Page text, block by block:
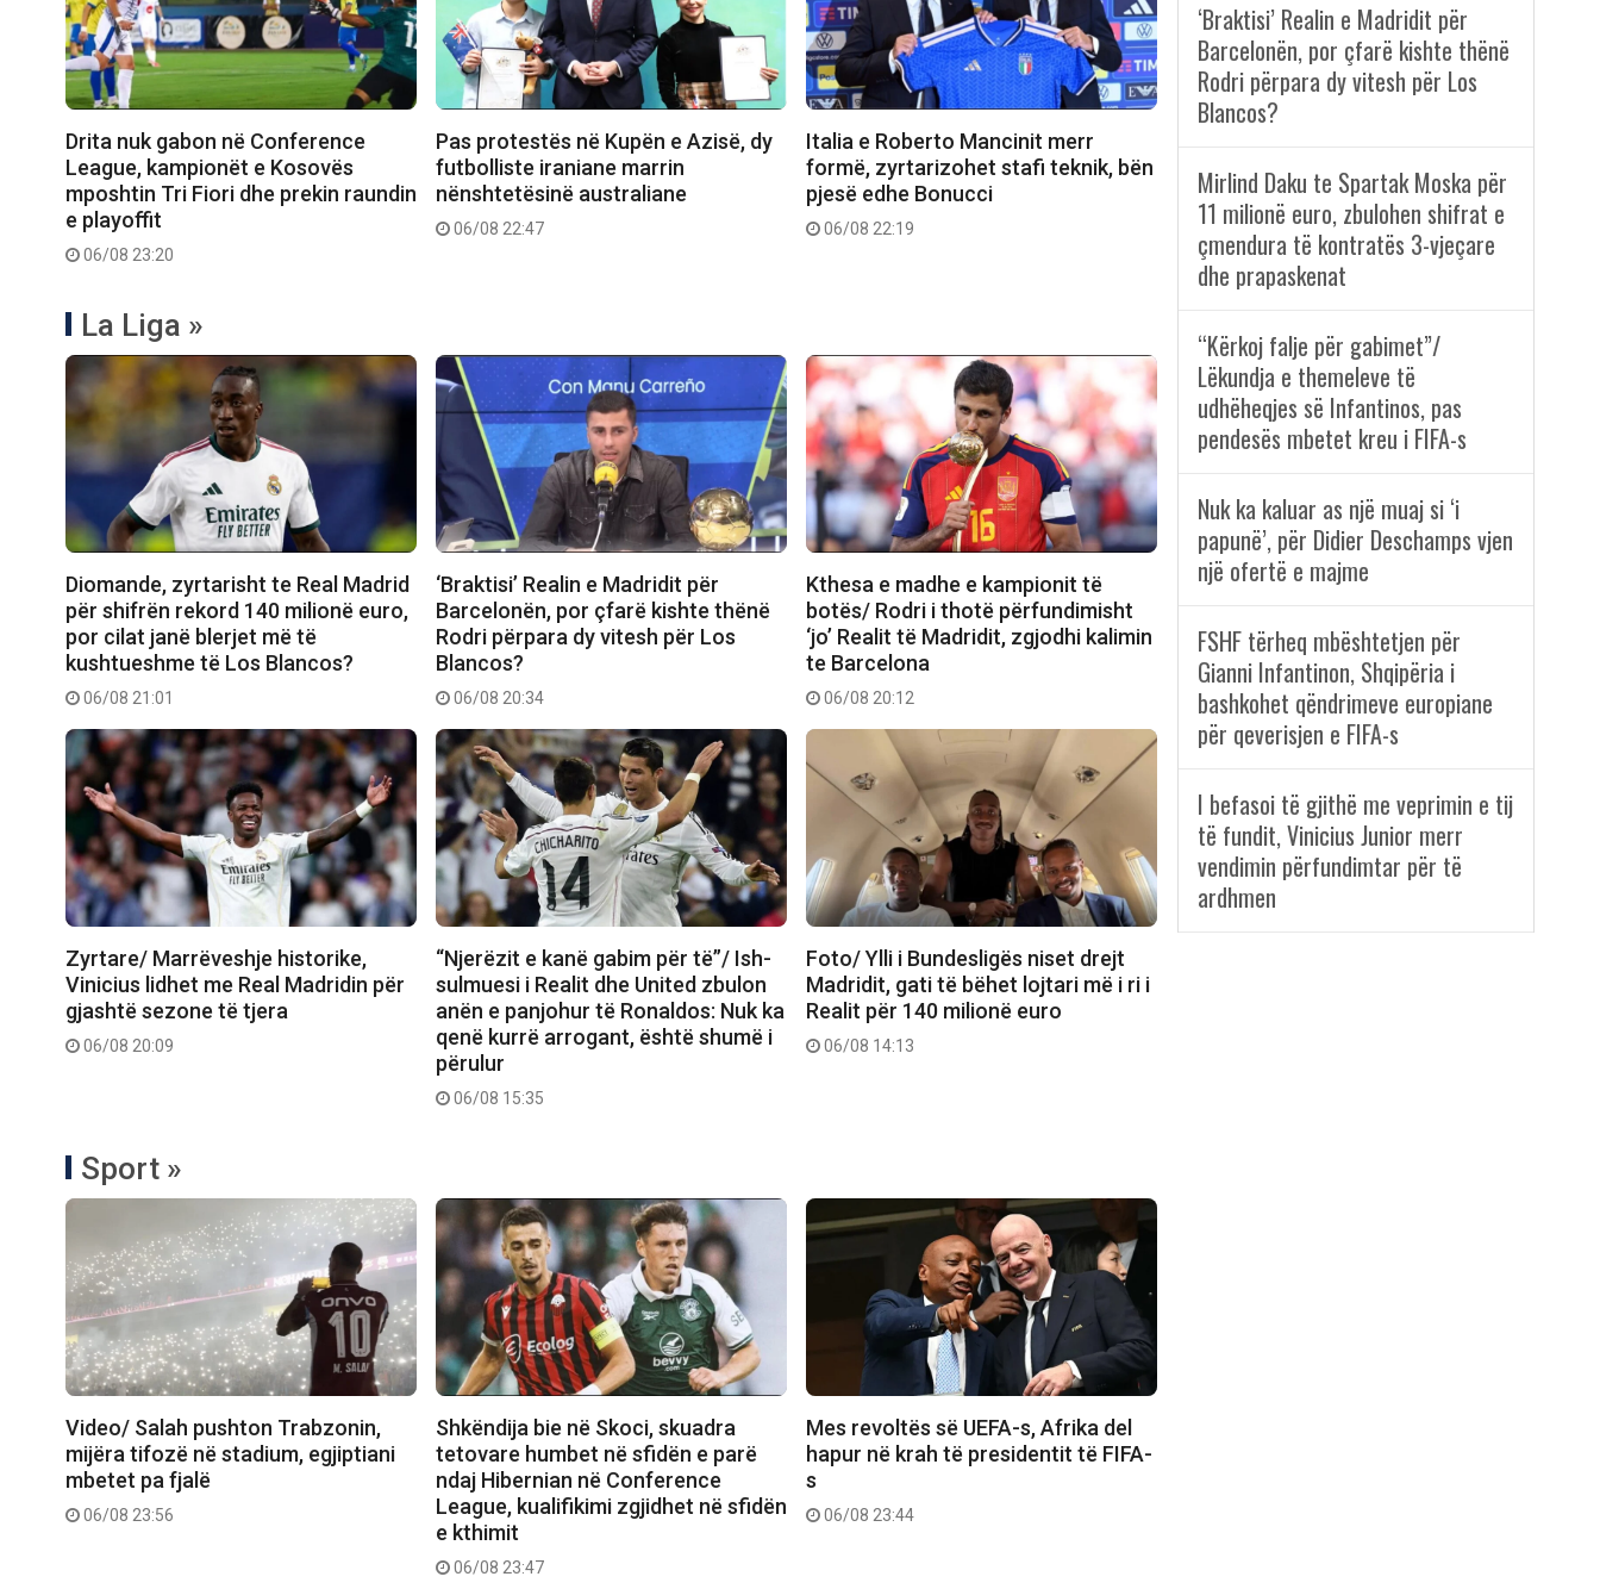
Drita nuk gabon në Conference
League, kampionët e Kosovës
mposhtin Tri Fiori dhe prekin raundin
e playoffit
06/08 23:20
Pas protestës në Kupën e Azisë, dy
futbolliste iraniane marrin
nënshtetësinë australiane
06/08 22:47
Italia e Roberto Mancinit merr
formë, zyrtarizohet stafi teknik, bën
pjesë edhe Bonucci
06/08 22:19
La Liga »
Diomande, zyrtarisht te Real Madrid
për shifrën rekord 140 milionë euro,
por cilat janë blerjet më të
kushtueshme të Los Blancos?
06/08 21:01
‘Braktisi’ Realin e Madridit për
Barcelonën, por çfarë kishte thënë
Rodri përpara dy vitesh për Los
Blancos?
06/08 20:34
Kthesa e madhe e kampionit të
botës/ Rodri i thotë përfundimisht
‘jo’ Realit të Madridit, zgjodhi kalimin
te Barcelona
06/08 20:12
Zyrtare/ Marrëveshje historike,
Vinicius lidhet me Real Madridin për
gjashtë sezone të tjera
06/08 20:09
“Njerëzit e kanë gabim për të”/ Ish-
sulmuesi i Realit dhe United zbulon
anën e panjohur të Ronaldos: Nuk ka
qenë kurrë arrogant, është shumë i
përulur
06/08 15:35
Foto/ Ylli i Bundesligës niset drejt
Madridit, gati të bëhet lojtari më i ri i
Realit për 140 milionë euro
06/08 14:13
Sport »
Video/ Salah pushton Trabzonin,
mijëra tifozë në stadium, egjiptiani
mbetet pa fjalë
06/08 23:56
Shkëndija bie në Skoci, skuadra
tetovare humbet në sfidën e parë
ndaj Hibernian në Conference
League, kualifikimi zgjidhet në sfidën
e kthimit
06/08 23:47
Mes revoltës së UEFA-s, Afrika del
hapur në krah të presidentit të FIFA-
s
06/08 23:44
‘Braktisi’ Realin e Madridit për
Barcelonën, por çfarë kishte thënë
Rodri përpara dy vitesh për Los
Blancos?
Mirlind Daku te Spartak Moska për
11 milionë euro, zbulohen shifrat e
çmendura të kontratës 3-vjeçare
dhe prapaskenat
“Kërkoj falje për gabimet”/
Lëkundja e themeleve të
udhëheqjes së Infantinos, pas
pendesës mbetet kreu i FIFA-s
Nuk ka kaluar as një muaj si ‘i
papunë’, për Didier Deschamps vjen
një ofertë e majme
FSHF tërheq mbështetjen për
Gianni Infantinon, Shqipëria i
bashkohet qëndrimeve europiane
për qeverisjen e FIFA-s
I befasoi të gjithë me veprimin e tij
të fundit, Vinicius Junior merr
vendimin përfundimtar për të
ardhmen